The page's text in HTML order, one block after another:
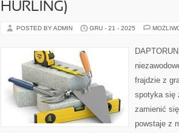
HURLING)
POSTED BY ADMIN GRU - 21 - 2025
frajdzie z
spotyka się
zamienić
powstaje z